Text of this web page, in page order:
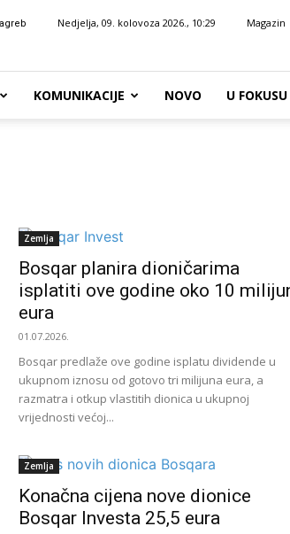
Nedjelja, 09. kolovoza 2026., 10:29 Magazin
KOMUNIKACIJE NOVO U FOKUSU
Zemlja
Bosqar planira dioničarima
isplatiti ove godine oko 10
eura
01.07.2026.
Bosqar predlaže ove godine isplatu dividende u
ukupnom iznosu od gotovo tri milijuna eura, a
razmatra i otkup vlastitih dionica u ukupnoj
vrijednosti većoj...
Zemlja
Konačna cijena nove dionice
Bosqar Investa 25,5 eura